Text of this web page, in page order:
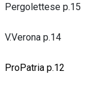
Pergolettese p.15
V.Verona p.14
ProPatria p.12